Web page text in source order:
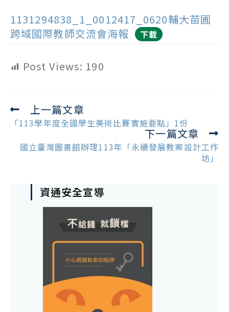
1131294838_1_0012417_0620輔大苗圃
跨域國際教師交流會海報
下載
Post Views: 190
Read
more
上一篇文章
「113學年度全國學生美術比賽實施要點」1份
下一篇文章
國立臺灣圖書館辦理113年「永續發展教案設計工作
坊」
資通安全宣導